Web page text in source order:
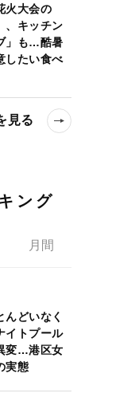
火大会の
、キッチン
」も…酷暑
したい食べ
見る
ング
月間
んどいなく
イトプール
変…港区女
実態